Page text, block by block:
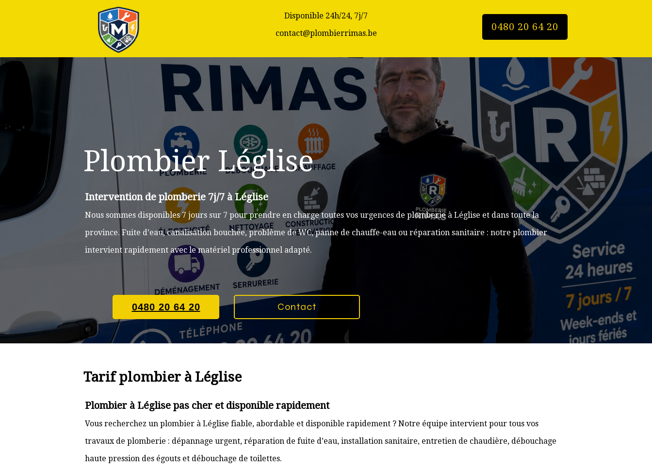
0480 20 64 20
Disponible 24h/24, 7j/7
contact@plombierrimas.be
Plombier Léglise
Intervention de plomberie 7j/7 à Léglise
Nous sommes disponibles 7 jours sur 7 pour prendre en charge toutes vos urgences de plomberie à Léglise et dans toute la
province. Fuite d’eau, canalisation bouchée, problème de WC, panne de chauffe-eau ou réparation sanitaire : notre plombier
intervient rapidement avec le matériel professionnel adapté.
0480 20 64 20 Contact
Tarif plombier à Léglise
Plombier à Léglise pas cher et disponible rapidement
Vous recherchez un plombier à Léglise fiable, abordable et disponible rapidement ? Notre équipe intervient pour tous vos
travaux de plomberie : dépannage urgent, réparation de fuite d’eau, installation sanitaire, entretien de chaudière, débouchage
haute pression des égouts et débouchage de toilettes.